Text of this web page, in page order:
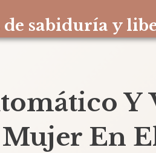
de sabiduría y
Y
En